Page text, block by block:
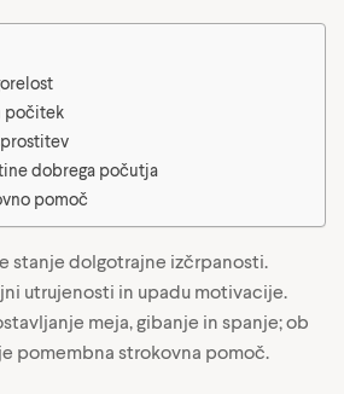
počitek
dobrega počutja
pomoč
stanje dolgotrajne izčrpanosti.
utrujenosti in upadu motivacije.
meja, gibanje in spanje; ob
pomembna strokovna pomoč.